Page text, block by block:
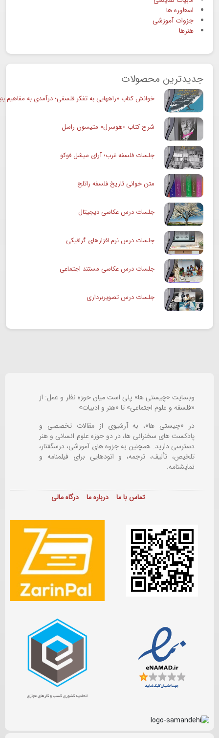
اسطوره ها
جزوات آموزشی
هنرها
جدیدترین محصولات
خوانش کتاب «راههایی به تفکر فلسفی؛ درآمدی به مفاهیم
شرح کتاب «هوسرل» متیسون راسل
جلسات فلسفه غرب؛ آرای میشل فوکو
متن خوانی تاریخ فلسفه راتلج
جلسات درس عکاسی دیجیتال
جلسات درس نرم افزارهای گرافیکی
جلسات درس عکاسی مستند اجتماعی
جلسات درس تصویربرداری
وبسایت «چیستی ها» پلی است میان حوزه نظر و عمل: از
«فلسفه و علوم اجتماعی» تا «هنر و ادبیات»
در «چیستی ها»، به آرشیوی از مقالات تخصصی و
پادکست های سخنرانی ها، در دو حوزه علوم انسانی و هنر
دسترسی دارید. همچنین به جزوه های آموزشی، درسگفتار،
تلخیص، تألیف، ترجمه، و اتودهایی برایفیلمنامه و
نمایشنامه.
تماس با ما درباره ما درگاه مالی